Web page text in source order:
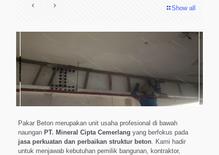
Show all
Pakar Beton merupakan unit usaha profesional di bawah
naungan PT. Mineral Cipta Cemerlang yang berfokus pada
jasa perkuatan dan perbaikan struktur beton. Kami hadir
untuk menjawab kebutuhan pemilik bangunan, kontraktor,